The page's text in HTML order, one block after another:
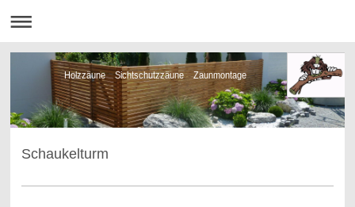
Holzzäune Sichtschutzzäune Zaunmontage
Schaukelturm